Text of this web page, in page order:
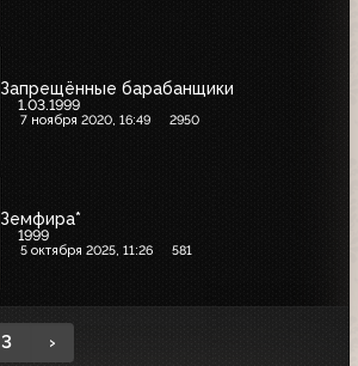
Запрещённые барабанщики
1.03.1999
7 ноября 2020, 16:49 2950
Земфира*
1999
5 октября 2025, 11:26 581
3 ›